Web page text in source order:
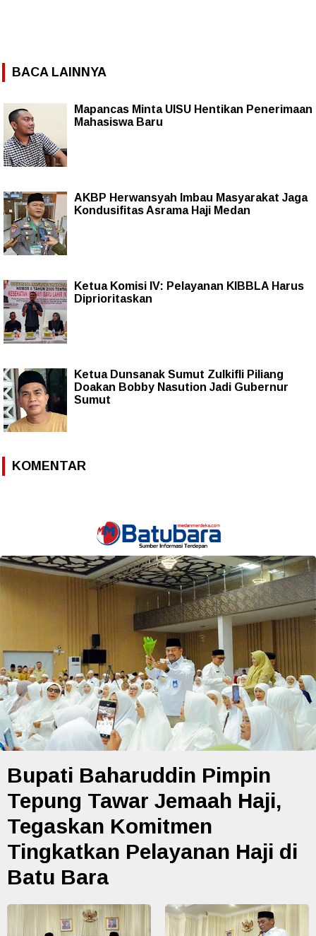
BACA LAINNYA
Mapancas Minta UISU Hentikan Penerimaan
Mahasiswa Baru
AKBP Herwansyah Imbau Masyarakat Jaga
Kondusifitas Asrama Haji Medan
Ketua Komisi IV: Pelayanan KIBBLA Harus
Diprioritaskan
Ketua Dunsanak Sumut Zulkifli Piliang
Doakan Bobby Nasution Jadi Gubernur
Sumut
KOMENTAR
Bupati Baharuddin Pimpin
Tepung Tawar Jemaah Haji,
Tegaskan Komitmen
Tingkatkan Pelayanan Haji di
Batu Bara